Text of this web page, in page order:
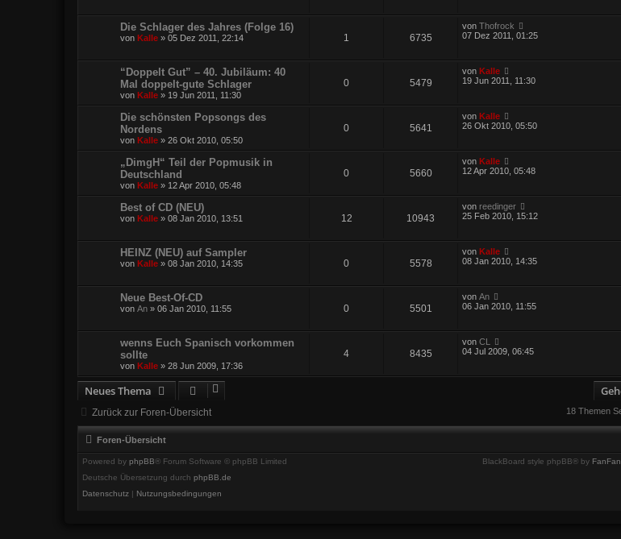
Die Schlager des Jahres (Folge 16)
von Kalle » 05 Dez 2011, 22:14 1 6735
vonThofrock
07 Dez 2011, 01:25
“Doppelt Gut” – 40. Jubiläum: 40
Mal doppelt-gute Schlager
von Kalle » 19 Jun 2011, 11:30
0 5479
von Kalle
19 Jun 2011, 11:30
Die schönsten Popsongs des
Nordens
von Kalle » 26 Okt 2010, 05:50
0 5641
von Kalle
26 Okt 2010, 05:50
„DimgH“ Teil der Popmusik in
Deutschland
von Kalle » 12 Apr 2010, 05:48
0 5660
von Kalle
12 Apr 2010, 05:48
Best of CD (NEU)
von Kalle » 08 Jan 2010, 13:51 12 10943
vonreedinger
25 Feb 2010, 15:12
HEINZ (NEU) auf Sampler
von Kalle » 08 Jan 2010, 14:35 0 5578
von Kalle
08 Jan 2010, 14:35
Neue Best-Of-CD
von An » 06 Jan 2010, 11:55 0 5501
vonAn
06 Jan 2010, 11:55
wenns Euch Spanisch vorkommen
sollte
von Kalle » 28 Jun 2009, 17:36
4 8435
vonCL
04 Jul 2009, 06:45
Neues Thema
Zurück zur Foren-Übersicht 18 Themen
Foren-Übersicht
Powered by phpBB® Forum Software © phpBB Limited BlackBoard style phpBB® by
Deutsche Übersetzung durch phpBB.de
Datenschutz | Nutzungsbedingungen